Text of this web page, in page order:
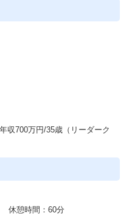
収700万円/35歳（リーダーク
休憩時間：60分